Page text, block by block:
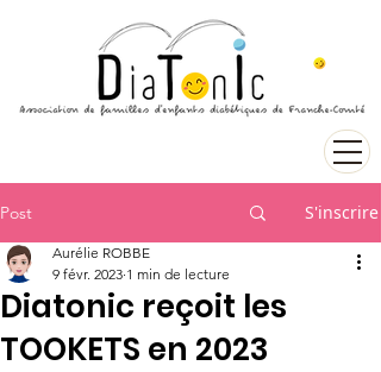
Post S'inscrire
Diatonic reçoit les
TOOKETS en 2023
Aurélie ROBBE
9 févr. 2023 1 min de lecture